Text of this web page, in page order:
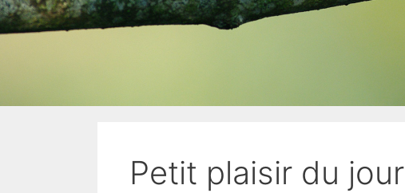
Petit plaisir du jour